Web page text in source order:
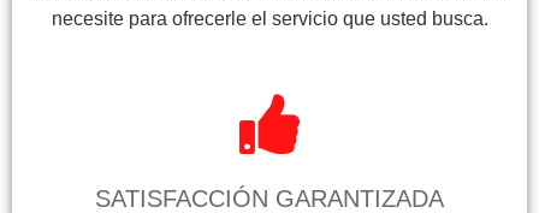
necesite para ofrecerle el servicio que usted busca.
SATISFACCIÓN GARANTIZADA